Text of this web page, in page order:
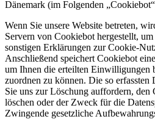
Dänemark (im Folgenden
Wenn Sie unsere Website betreten,
Servern von Cookiebot hergestellt,
sonstigen Erklärungen zur Cookie-
Anschließend speichert Cookiebot
um Ihnen die erteilten Einwilligungen
zuordnen zu können. Die so erfassten
Sie uns zur Löschung auffordern, den
löschen oder der Zweck für die
Zwingende gesetzliche